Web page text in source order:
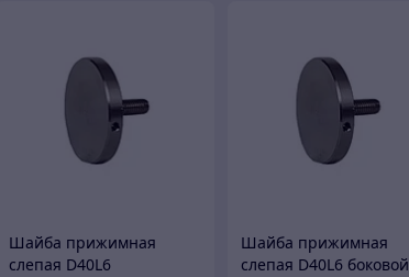
Шайба прижимная
слепая D40L6
Шайба прижимная
слепая D40L6 боковой